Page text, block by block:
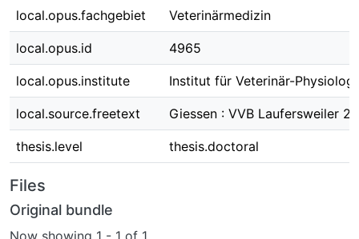
local.opus.fachgebiet Veterinärmedizin
local.opus.id 4965
local.opus.institute Institut für Veterinär-
local.source.freetext Giessen : VVB Laufersweiler
thesis.level thesis.doctoral
Files
Original bundle
Now showing 1 - 1 of 1